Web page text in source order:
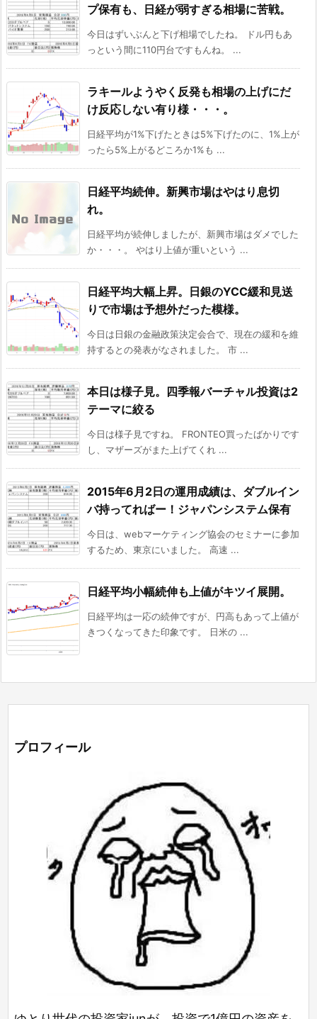
プ保有も、日経が弱すぎる相場に苦戦。
今日はずいぶんと下げ相場でしたね。 ドル円もあ
っという間に110円台ですもんね。 ...
ラキールようやく反発も相場の上げにだ
け反応しない有り様・・・。
日経平均が1%下げたときは5%下げたのに、1%上が
ったら5%上がるどころか1%も ...
日経平均続伸。新興市場はやはり息切
れ。
日経平均が続伸しましたが、新興市場はダメでした
か・・・。 やはり上値が重いという ...
日経平均大幅上昇。日銀のYCC緩和見送
りで市場は予想外だった模様。
今日は日銀の金融政策決定会合で、現在の緩和を維
持するとの発表がなされました。 市 ...
本日は様子見。四季報バーチャル投資は2
テーマに絞る
今日は様子見ですね。 FRONTEO買ったばかりです
し、マザーズがまた上げてくれ ...
2015年6月2日の運用成績は、ダブルイン
バ持ってればー！ジャパンシステム保有
今日は、webマーケティング協会のセミナーに参加
するため、東京にいました。 高速 ...
日経平均小幅続伸も上値がキツイ展開。
日経平均は一応の続伸ですが、円高もあって上値が
きつくなってきた印象です。 日米の ...
プロフィール